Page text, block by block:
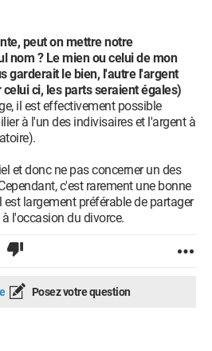
peut on mettre notre
nom ? Le mien ou celui de mon
garderait le bien, l'autre l'argent
ci, les parts seraient égales)
il est effectivement possible
à l'un des indivisaires et l'argent à
et donc ne pas concerner un des
c'est rarement une bonne
est largement préférable de partager
l'occasion du divorce.
Posez votre question